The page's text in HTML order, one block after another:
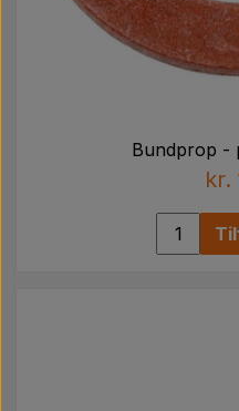
Bundprop -
kr.